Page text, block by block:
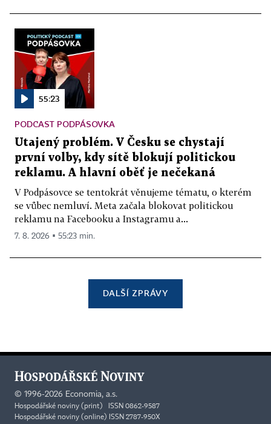
55:23
PODCAST PODPÁSOVKA
Utajený problém. V Česku se chystají
první volby, kdy sítě blokují politickou
reklamu. A hlavní oběť je nečekaná
V Podpásovce se tentokrát věnujeme tématu, o kterém
se vůbec nemluví. Meta začala blokovat politickou
reklamu na Facebooku a Instagramu a...
7. 8. 2026 ▪ 55:23 min.
DALŠÍ ZPRÁVY
© 1996-2026 Economia, a.s.
Hospodářské noviny (print) ISSN 0862-9587
Hospodářské noviny (online) ISSN 2787-950X